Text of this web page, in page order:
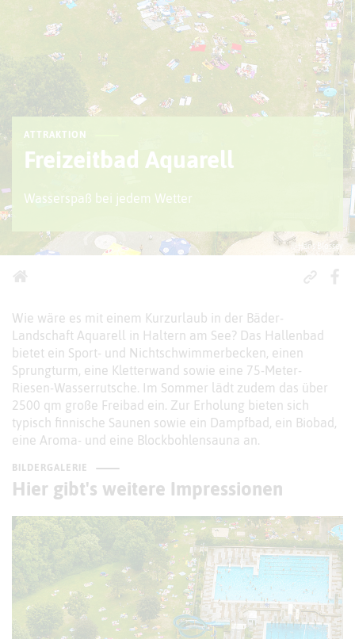
© Hans Blossey
ATTRAKTION
Freizeitbad Aquarell
Wasserspaß bei jedem Wetter
Wie wäre es mit einem Kurzurlaub in der Bäder-
Landschaft Aquarell in Haltern am See? Das Hallenbad
bietet ein Sport- und Nichtschwimmerbecken, einen
Sprungturm, eine Kletterwand sowie eine 75-Meter-
Riesen-Wasserrutsche. Im Sommer lädt zudem das über
2500 qm große Freibad ein. Zur Erholung bieten sich
typisch finnische Saunen sowie ein Dampfbad, ein Biobad,
eine Aroma- und eine Blockbohlensauna an.
BILDERGALERIE
Hier gibt's weitere Impressionen